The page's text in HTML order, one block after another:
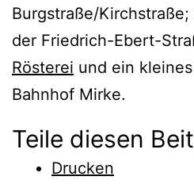
Burgstraße/
der Friedrich-Ebert-
Rösterei und ein
Bahnhof Mirke.
Teile diesen
Drucken